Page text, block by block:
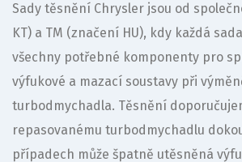
Sady těsnění Chrysler jsou od
KT) a TM (značení HU), kdy každá
všechny potřebné komponenty pro
výfukové a mazací soustavy při
turbodmychadla. Těsnění
repasovanému turbodmychadlu
případech může špatně utěsněná